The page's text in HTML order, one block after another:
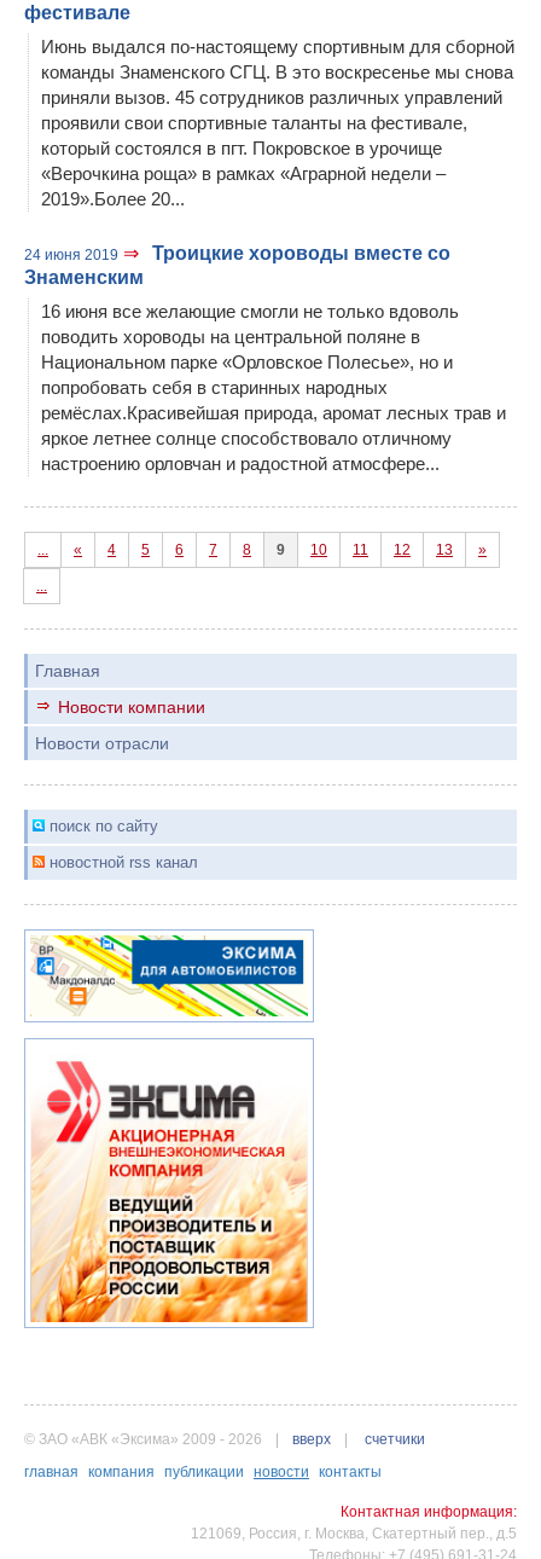
фестивале
Июнь выдался по-настоящему спортивным для сборной
команды Знаменского СГЦ. В это воскресенье мы снова
приняли вызов. 45 сотрудников различных управлений
проявили свои спортивные таланты на фестивале,
который состоялся в пгт. Покровское в урочище
«Верочкина роща» в рамках «Аграрной недели –
2019».Более 20...
24 июня 2019 ⇒
Троицкие хороводы вместе со
Знаменским
16 июня все желающие смогли не только вдоволь
поводить хороводы на центральной поляне в
Национальном парке «Орловское Полесье», но и
попробовать себя в старинных народных
ремёслах.Красивейшая природа, аромат лесных трав и
яркое летнее солнце способствовало отличному
настроению орловчан и радостной атмосфере...
... « 4 5 6 7 8 9 10 11 12 13 »
...
Главная
Новости компании
Новости отрасли
поиск по сайту
новостной rss канал
© ЗАО «АВК «Эксима» 2009 - 2026 вверх
счетчики
главная
компания публикации новости контакты
Контактная информация:
121069, Россия, г. Москва, Скатертный пер., д.5
Телефоны: +7 (495) 691-31-24